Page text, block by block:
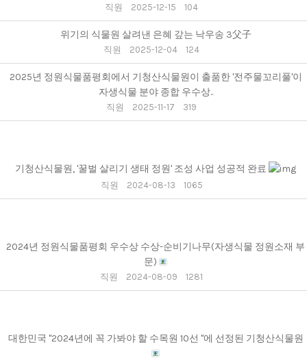
직원 2025-12-15 104
위기의 식물원 살려낸 은혜 갚는 낙우송 3父子
직원 2025-12-04 124
2025년 정원식물품평회에서 기청산식물원이 출품한 '전주물꼬리풀'이
자생식물 분야 종합 우수상..
직원 2025-11-17 319
기청산식물원, '꿀벌 살리기 생태 정원' 조성 사업 성공적 완료
직원 2024-08-13 1065
2024년 정원식물품평회 우수상 수상-순비기나무(자생식물 정원소재 부
문)
직원 2024-08-09 1281
대한민국 "2024년에 꼭 가봐야 할 수목원 10선 "에 선정된 기청산식물원